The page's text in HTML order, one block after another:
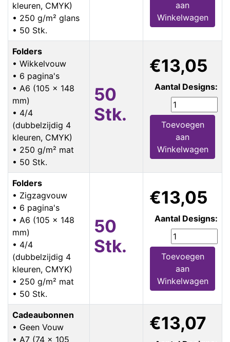
kleuren, CMYK)
• 250 g/m² glans
• 50 Stk.
aan
Winkelwagen
Folders
• Wikkelvouw
• 6 pagina's
• A6 (105 x 148
mm)
• 4/4
(dubbelzijdig 4
kleuren, CMYK)
• 250 g/m² mat
• 50 Stk.
50
Stk.
€13,05
Aantal Designs:
Toevoegen
aan
Winkelwagen
Folders
• Zigzagvouw
• 6 pagina's
• A6 (105 x 148
mm)
• 4/4
(dubbelzijdig 4
kleuren, CMYK)
• 250 g/m² mat
• 50 Stk.
50
Stk.
€13,05
Aantal Designs:
Toevoegen
aan
Winkelwagen
Cadeaubonnen
• Geen Vouw
• A7 (74 x 105
€13,07